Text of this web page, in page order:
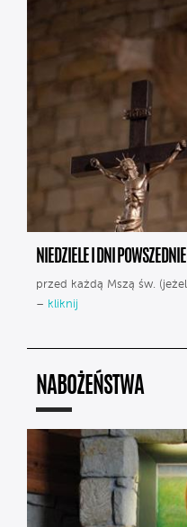
NIEDZIELE I DNI POWSZEDNIE
przed każdą Mszą św.
– kliknij
NABOŻEŃSTWA